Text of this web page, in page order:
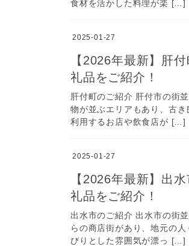
食材を活かした料理が楽 […]
2025-01-27
【2026年最新】肝
礼品をご紹介！
肝付町のご紹介 肝付市の街
物が並ぶエリアもあり、古
利用するお店や飲食店が […]
2025-01-27
【2026年最新】出
礼品をご紹介！
出水市のご紹介 出水市の街
らの商店街があり、地元の
びりとした雰囲気が漂っ […]